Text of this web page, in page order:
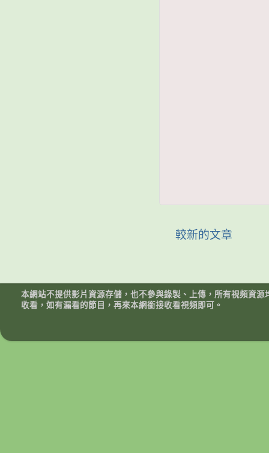
較新的文章
本網站不提供影片資源存儲，也不參與錄製、上傳，所有視頻資
收看，如有漏看的節目，再來本網銜接收看視頻即可。